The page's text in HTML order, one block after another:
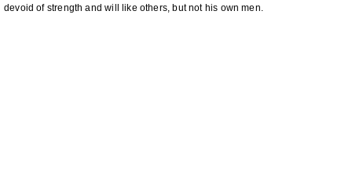
devoid of strength and will like others, but not his own men.